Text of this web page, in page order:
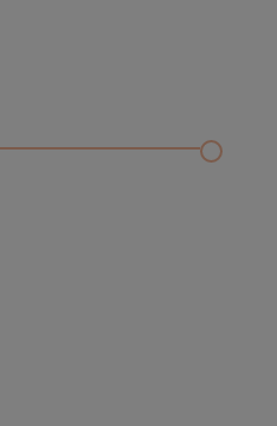
a rozbor položky